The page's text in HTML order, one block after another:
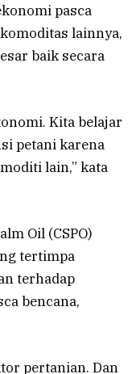
pasca
lainnya,
baik secara
Kita belajar
petani karena
lain,” kata
Oil (CSPO)
tertimpa
terhadap
bencana,
pertanian. Dan